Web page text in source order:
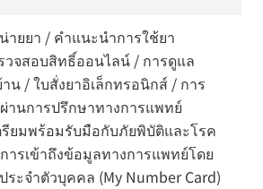
ายยา / คำแนะนำการใช้ยา
วจสอบสิทธิ์ออนไลน์ / การดูแล
น / ใบสั่งยาอิเล็กทรอนิกส์ / การ
านการปรึกษาทางการแพทย์
รียมพร้อมรับมือกับภัยพิบัติและโรค
ารเข้าถึงข้อมูลทางการแพทย์โดย
ระจำตัวบุคคล (My Number Card)